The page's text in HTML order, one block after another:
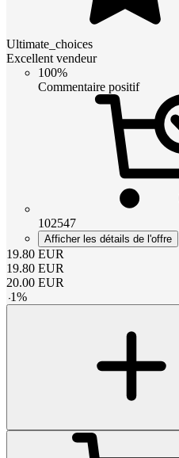
Ultimate_choices
Excellent vendeur
100%
Commentaire positif
102547
Afficher les détails de l'offre
19.80 EUR
19.80 EUR
20.00 EUR
-1%